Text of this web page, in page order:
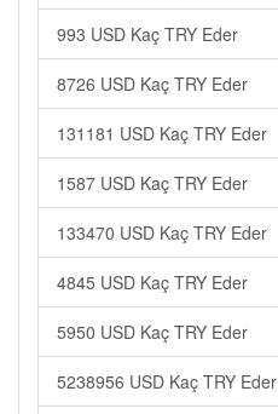
993 USD Kaç TRY Eder
8726 USD Kaç TRY Eder
131181 USD Kaç TRY Eder
1587 USD Kaç TRY Eder
133470 USD Kaç TRY Eder
4845 USD Kaç TRY Eder
5950 USD Kaç TRY Eder
5238956 USD Kaç TRY Eder